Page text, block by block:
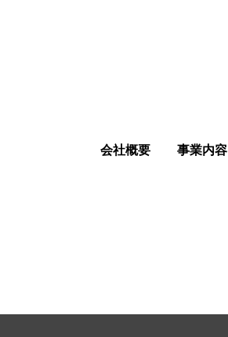
会社概要 事業内容